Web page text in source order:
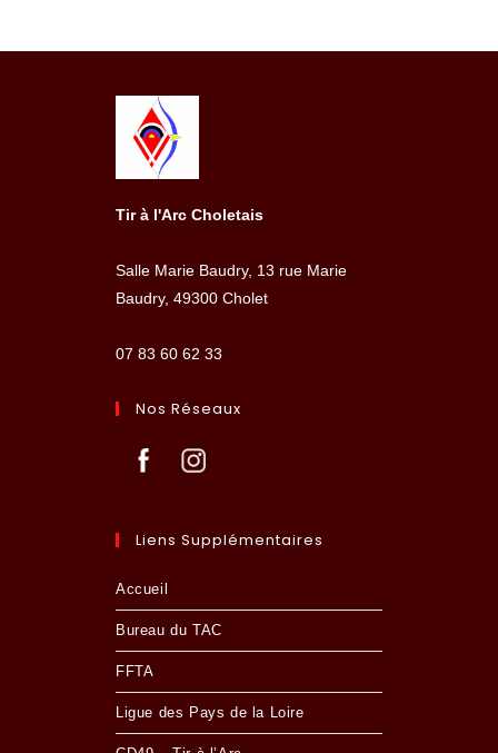
Tir à l'Arc Choletais
Salle Marie Baudry, 13 rue Marie
Baudry, 49300 Cholet
07 83 60 62 33
Nos Réseaux
Liens Supplémentaires
Accueil
Bureau du TAC
FFTA
Ligue des Pays de la Loire